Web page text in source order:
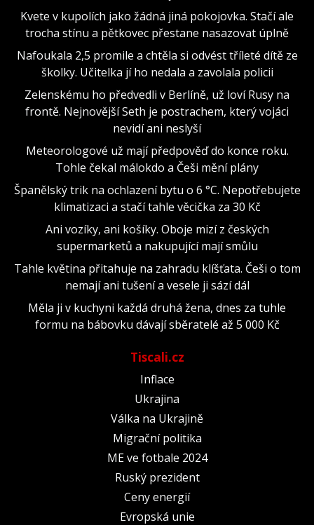
Kvete v kupolích jako žádná jiná pokojovka. Stačí ale
trocha stínu a pětkovec přestane nasazovat úplně
Nafoukala 2,5 promile a chtěla si odvést tříleté dítě ze
školky. Učitelka jí ho nedala a zavolala policii
Zelenskému ho předvedli v Berlíně, už loví Rusy na
frontě. Nejnovější Seth je postrachem, který vojáci
nevidí ani neslyší
Meteorologové už mají předpověď do konce roku.
Tohle čekal málokdo a Češi mění plány
Španělský trik na ochlazení bytu o 6 °C. Nepotřebujete
klimatizaci a stačí tahle věcička za 30 Kč
Ani vozíky, ani košíky. Oboje mizí z českých
supermarketů a nakupující mají smůlu
Tahle květina přitahuje na zahradu klíšťata. Češi o tom
nemají ani tušení a vesele ji sází dál
Měla ji v kuchyni každá druhá žena, dnes za tuhle
formu na bábovku dávají sběratelé až 5 000 Kč
Tiscali.cz
Inflace
Ukrajina
Válka na Ukrajině
Migrační politika
ME ve fotbale 2024
Ruský prezident
Ceny energií
Evropská unie